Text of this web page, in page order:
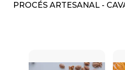
PROCÉS ARTESANAL -